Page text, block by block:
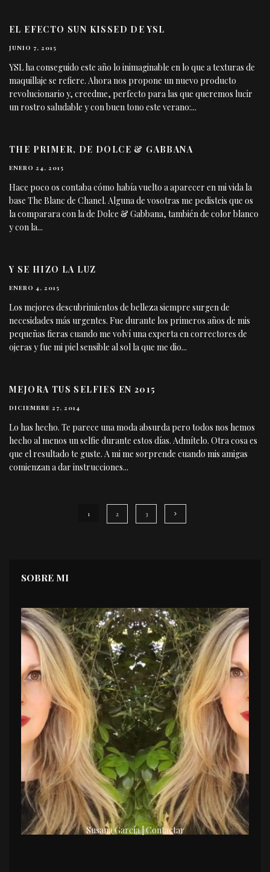
EL EFECTO SUN KISSED DE YSL
JUNIO 7, 2015
YSL ha conseguido este año lo inimaginable en lo que a texturas de
maquillaje se refiere. Ahora nos propone un nuevo producto
revolucionario y, creedme, perfecto para las que queremos lucir
un rostro saludable y con buen tono este verano:...
THE PRIMER, DE DOLCE & GABBANA
ENERO 24, 2015
Hace poco os contaba cómo había vuelto a aparecer en mi vida la
base The Blanc de Chanel. Alguna de vosotras me pedisteis que os
la comparara con la de Dolce & Gabbana, también de color blanco
y con la...
Y SE HIZO LA LUZ
ENERO 4, 2015
Los mejores descubrimientos de belleza siempre surgen de
necesidades más urgentes. Fue durante los primeros años de mis
pequeñas fieras cuando me volví una experta en correctores de
ojeras y fue mi piel sensible al sol la que me dio...
MEJORA TUS SELFIES EN 2015
DICIEMBRE 27, 2014
Lo has hecho. Te parece una moda absurda pero todos nos hemos
hecho al menos un selfie durante estos días. Admítelo. Otra cosa es
que el resultado te guste. A mi me sorprende cuando mis amigas
comienzan a dar instrucciones...
1 2 3
SOBRE MI
Susana García | Contactar